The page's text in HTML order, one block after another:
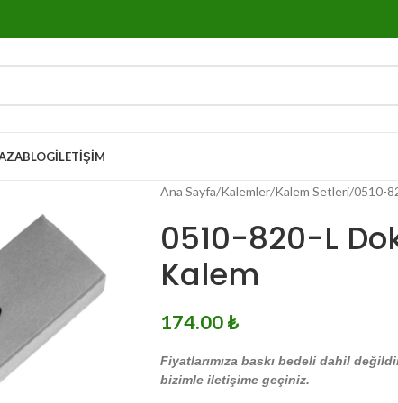
BLOGİLETIŞIM
Ana Sayfa Kalemler Kalem Setleri 0510-
0510-820-L
Kalem
174.00₺
Fiyatlarımıza baskı bedeli dahil
bizimle iletişime geçiniz.